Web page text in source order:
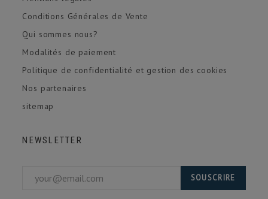
Conditions Générales de Vente
Qui sommes nous?
Modalités de paiement
Politique de confidentialité et gestion des cookies
Nos partenaires
sitemap
NEWSLETTER
SOUSCRIRE